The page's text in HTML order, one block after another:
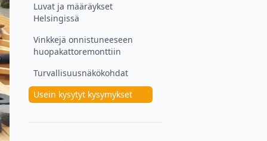
Luvat ja määräykset
Helsingissä
Vinkkejä onnistuneeseen
huopakattoremonttiin
Turvallisuusnäkökohdat
Usein kysytyt kysymykset